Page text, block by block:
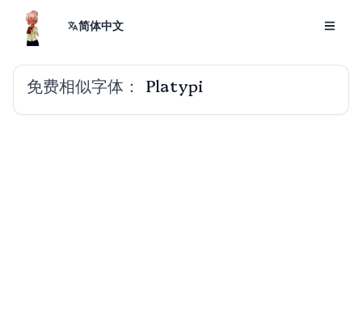
简体中文
免费相似字体： Platypi